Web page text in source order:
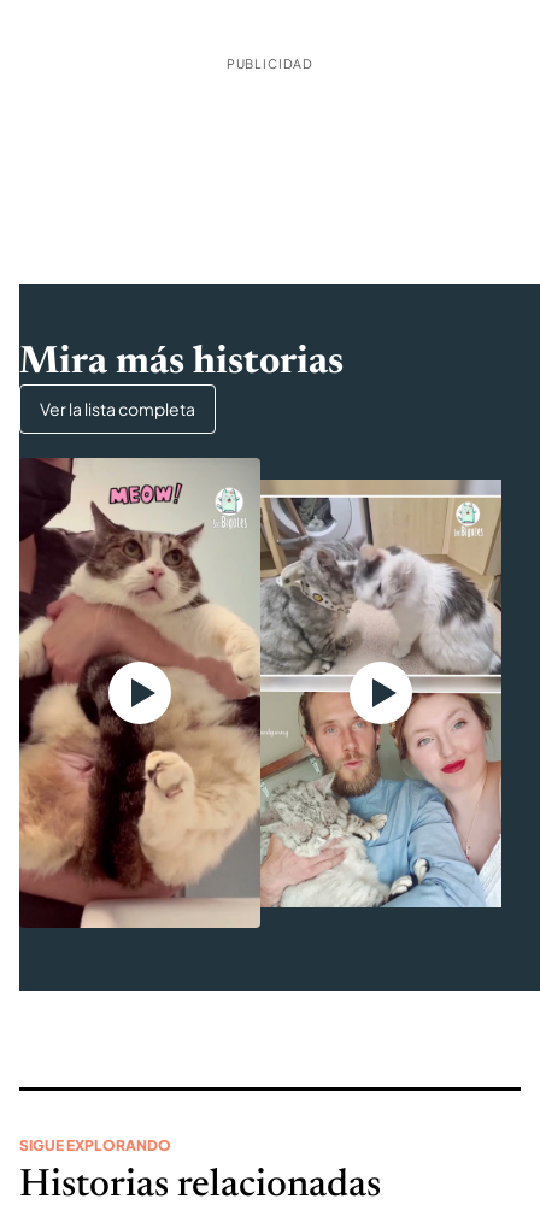
PUBLICIDAD
Mira más historias
Ver la lista completa
SIGUE EXPLORANDO
Historias relacionadas